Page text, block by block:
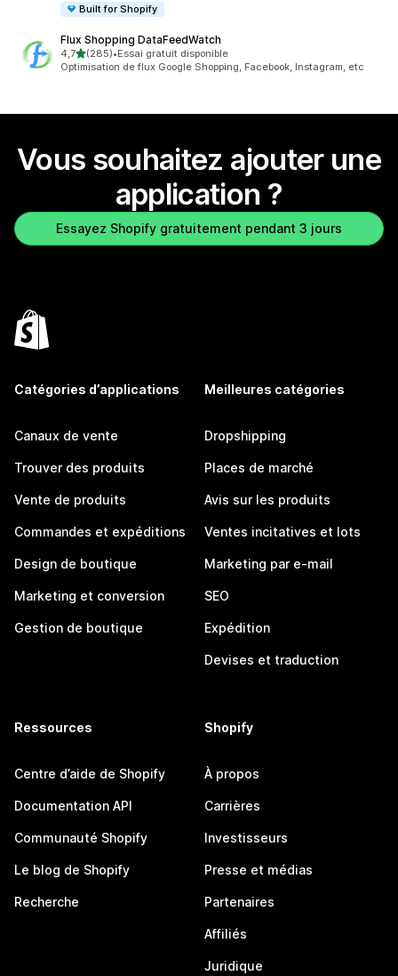
Built for Shopify
Flux Shopping DataFeedWatch
4,7étoile(s) sur 5
(285)
285 avis au total
•Essai gratuit disponible
Optimisation de flux Google Shopping, Facebook, Instagram, etc
Vous souhaitez ajouter une
application ?
Essayez Shopify gratuitement pendant 3 jours
Catégories d’applications
Canaux de vente
Trouver des produits
Vente de produits
Commandes et expéditions
Design de boutique
Marketing et conversion
Gestion de boutique
Meilleures catégories
Dropshipping
Places de marché
Avis sur les produits
Ventes incitatives et lots
Marketing par e-mail
SEO
Expédition
Devises et traduction
Ressources
Centre d’aide de Shopify
Documentation API
Communauté Shopify
Le blog de Shopify
Recherche
Shopify
À propos
Carrières
Investisseurs
Presse et médias
Partenaires
Affiliés
Juridique